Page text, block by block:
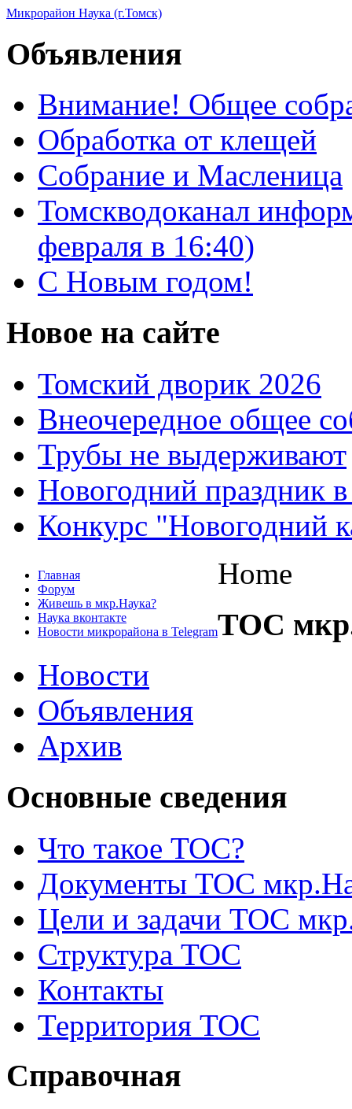
Микрорайон Наука (г.Томск)
Объявления
Внимание! Общее
Обработка от клещей
Собрание и Масленица
Томскводоканал
февраля в 16:40)
С Новым годом!
Новое на сайте
Томский дворик 2026
Внеочередное общее
Трубы не выдерживают
Новогодний праздник
Конкурс "Новогодний
Главная
Форум
Живешь в мкр.Наука?
Наука вконтакте
Новости микрорайона в Telegram
Home
ТОС
Новости
Объявления
Архив
Основные сведения
Что такое ТОС?
Документы ТОС
Цели и задачи ТОС
Структура ТОС
Контакты
Территория ТОС
Справочная